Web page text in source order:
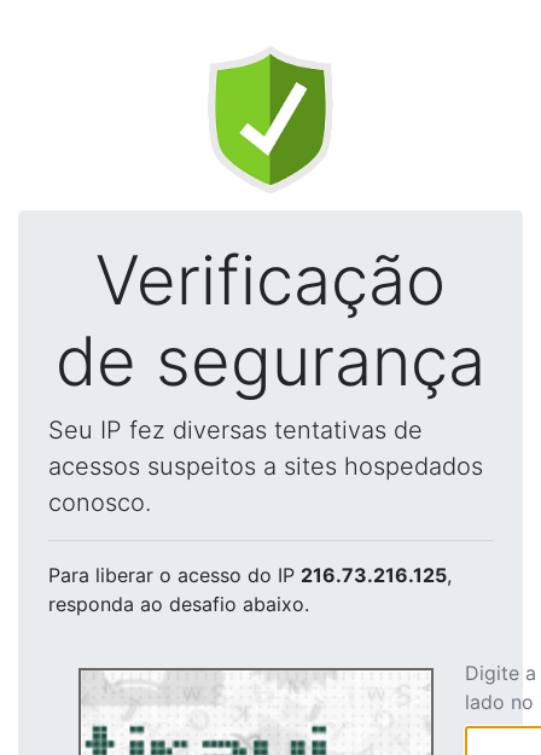
Verificação
de segurança
Seu IP fez diversas tentativas de
acessos suspeitos a sites hospedados
conosco.
Para liberar o acesso do IP 216.73.216.125,
responda ao desafio abaixo.
Digite
lado no